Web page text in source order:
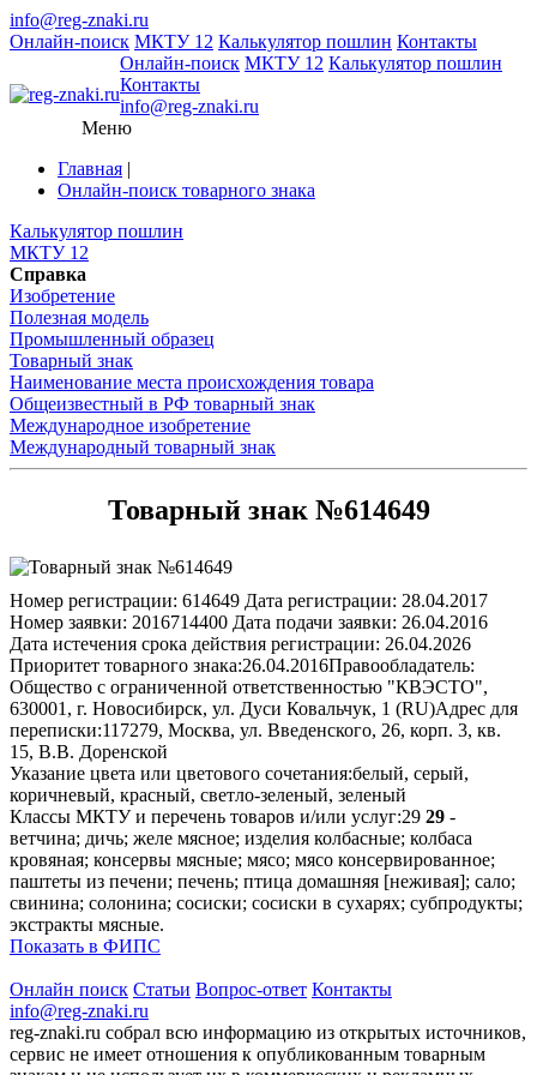
info@reg-znaki.ru
Онлайн-поиск МКТУ 12 Калькулятор пошлин Контакты
Онлайн-поиск МКТУ 12 Калькулятор пошлин
Контакты
info@reg-znaki.ru
Меню
Главная |
Онлайн-поиск товарного знака
Калькулятор пошлин
МКТУ 12
Справка
Изобретение
Полезная модель
Промышленный образец
Товарный знак
Наименование места происхождения товара
Общеизвестный в РФ товарный знак
Международное изобретение
Международный товарный знак
Товарный знак №614649
Номер регистрации: 614649 Дата регистрации: 28.04.2017
Номер заявки: 2016714400 Дата подачи заявки: 26.04.2016
Дата истечения срока действия регистрации: 26.04.2026
Приоритет товарного знака:26.04.2016Правообладатель:
Общество с ограниченной ответственностью "КВЭСТО",
630001, г. Новосибирск, ул. Дуси Ковальчук, 1 (RU)Адрес для
переписки:117279, Москва, ул. Введенского, 26, корп. 3, кв.
15, В.В. Доренской
Указание цвета или цветового сочетания:белый, серый,
коричневый, красный, светло-зеленый, зеленый
Классы МКТУ и перечень товаров и/или услуг:29 29 -
ветчина; дичь; желе мясное; изделия колбасные; колбаса
кровяная; консервы мясные; мясо; мясо консервированное;
паштеты из печени; печень; птица домашняя [неживая]; сало;
свинина; солонина; сосиски; сосиски в сухарях; субпродукты;
экстракты мясные.
Показать в ФИПС
Онлайн поиск Статьи Вопрос-ответ Контакты
info@reg-znaki.ru
reg-znaki.ru собрал всю информацию из открытых источников,
сервис не имеет отношения к опубликованным товарным